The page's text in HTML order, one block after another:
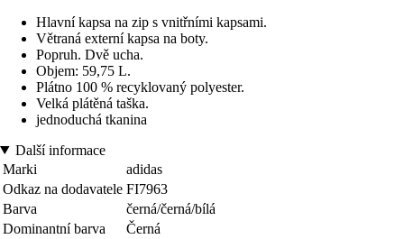
Hlavní kapsa na zip s vnitřními kapsami.
Větraná externí kapsa na boty.
Popruh. Dvě ucha.
Objem: 59,75 L.
Plátno 100 % recyklovaný polyester.
Velká plátěná taška.
jednoduchá tkanina
Další informace
Marki
adidas
Odkaz na dodavatele FI7963
Barva
černá/černá/bílá
Dominantní barva
Černá